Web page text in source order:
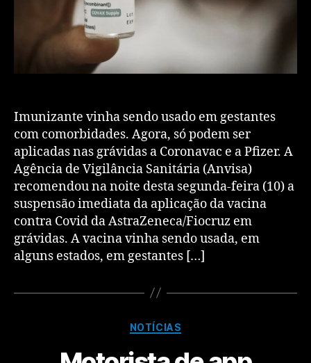
Imunizante vinha sendo usado em gestantes
com comorbidades. Agora, só podem ser
aplicadas nas grávidas a Coronavac e a Pfizer. A
Agência de Vigilância Sanitária (Anvisa)
recomendou na noite desta segunda-feira (10) a
suspensão imediata da aplicação da vacina
contra Covid da AstraZeneca/Fiocruz em
grávidas. A vacina vinha sendo usada, em
alguns estados, em gestantes […]
NOTÍCIAS